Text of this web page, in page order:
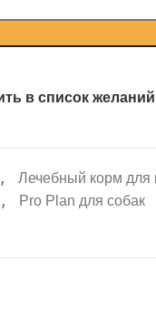
в список желаний
, Лечебный корм для
, Pro Plan для собак